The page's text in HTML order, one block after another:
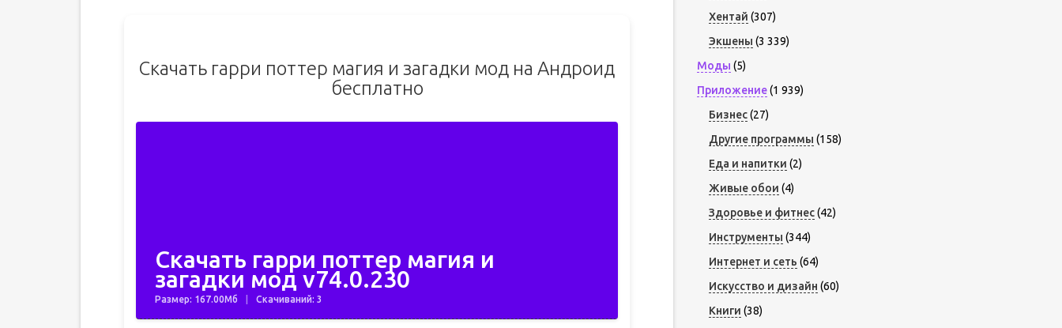
Скачать гарри поттер магия и загадки мод на Андроид
бесплатно
Скачать гарри поттер магия и
загадки мод v74.0.230
Размер: 167.00Мб Скачиваний: 3
Хентай (307)
Экшены (3 339)
Моды (5)
Приложение(1 939)
Бизнес(27)
Другие программы (158)
Еда и напитки (2)
Живые обои (4)
Здоровье и фитнес(42)
Инструменты (344)
Интернет и сеть (64)
Искусство и дизайн (60)
Книги (38)